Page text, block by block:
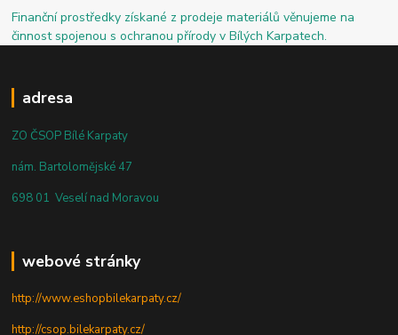
Finanční prostředky získané z prodeje materiálů věnujeme na
činnost spojenou s ochranou přírody v Bílých Karpatech.
adresa
ZO ČSOP Bílé Karpaty
nám. Bartolomějské 47
698 01 Veselí nad Moravou
webové stránky
http://www.eshopbilekarpaty.cz/
http://csop.bilekarpaty.cz/